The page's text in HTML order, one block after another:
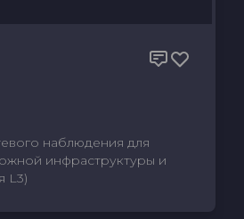
наблюдения для
инфраструктуры и
L3)